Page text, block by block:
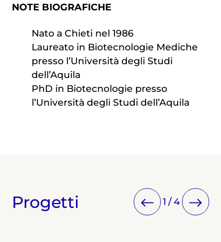
NOTE BIOGRAFICHE
Nato a Chieti nel 1986
Laureato in Biotecnologie Mediche
presso l’Università degli Studi
dell’Aquila
PhD in Biotecnologie presso
l’Università degli Studi dell’Aquila
Progetti 1 /4